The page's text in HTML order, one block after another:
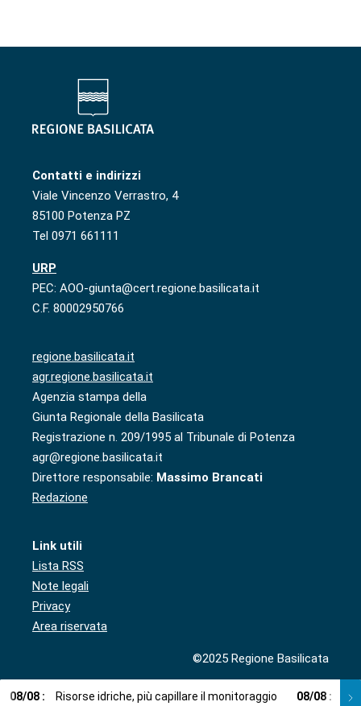
Contatti e indirizzi
Viale Vincenzo Verrastro, 4
85100 Potenza PZ
Tel 0971 661111
URP
PEC: AOO-giunta@cert.regione.basilicata.it
C.F. 80002950766
regione.basilicata.it
agr.regione.basilicata.it
Agenzia stampa della
Giunta Regionale della Basilicata
Registrazione n. 209/1995 al Tribunale di Potenza
agr@regione.basilicata.it
Direttore responsabile: Massimo Brancati
Redazione
Link utili
Lista RSS
Note legali
Privacy
Area riservata
©2025 Regione Basilicata
08/08 : Risorse idriche, più capillare il monitoraggio 08/08 :